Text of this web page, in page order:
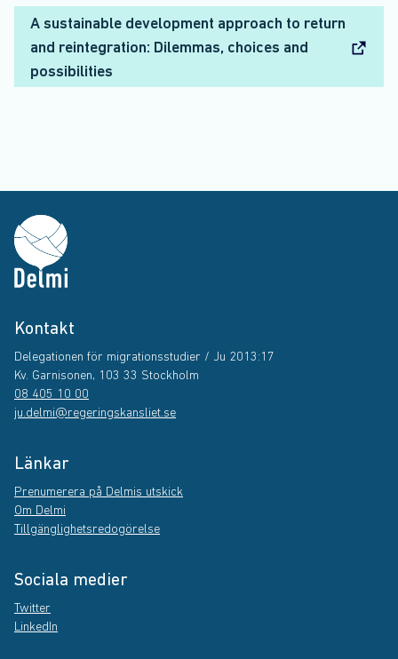
A sustainable development approach to return
and reintegration: Dilemmas, choices and
possibilities
Kontakt
Delegationen för migrationsstudier / Ju 2013:17
Kv. Garnisonen, 103 33 Stockholm
08 405 10 00
ju.delmi@regeringskansliet.se
Länkar
Prenumerera på Delmis utskick
Om Delmi
Tillgänglighetsredogörelse
Sociala medier
Twitter
LinkedIn